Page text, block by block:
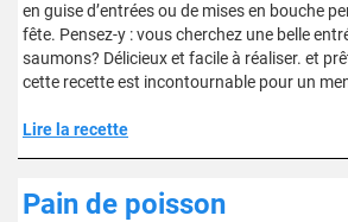
en guise d’entrées ou de mises en bouche
fête. Pensez-y : vous cherchez une belle
saumons? Délicieux et facile à réaliser. et
cette recette est incontournable pour un
Lire la recette
Pain de poisson